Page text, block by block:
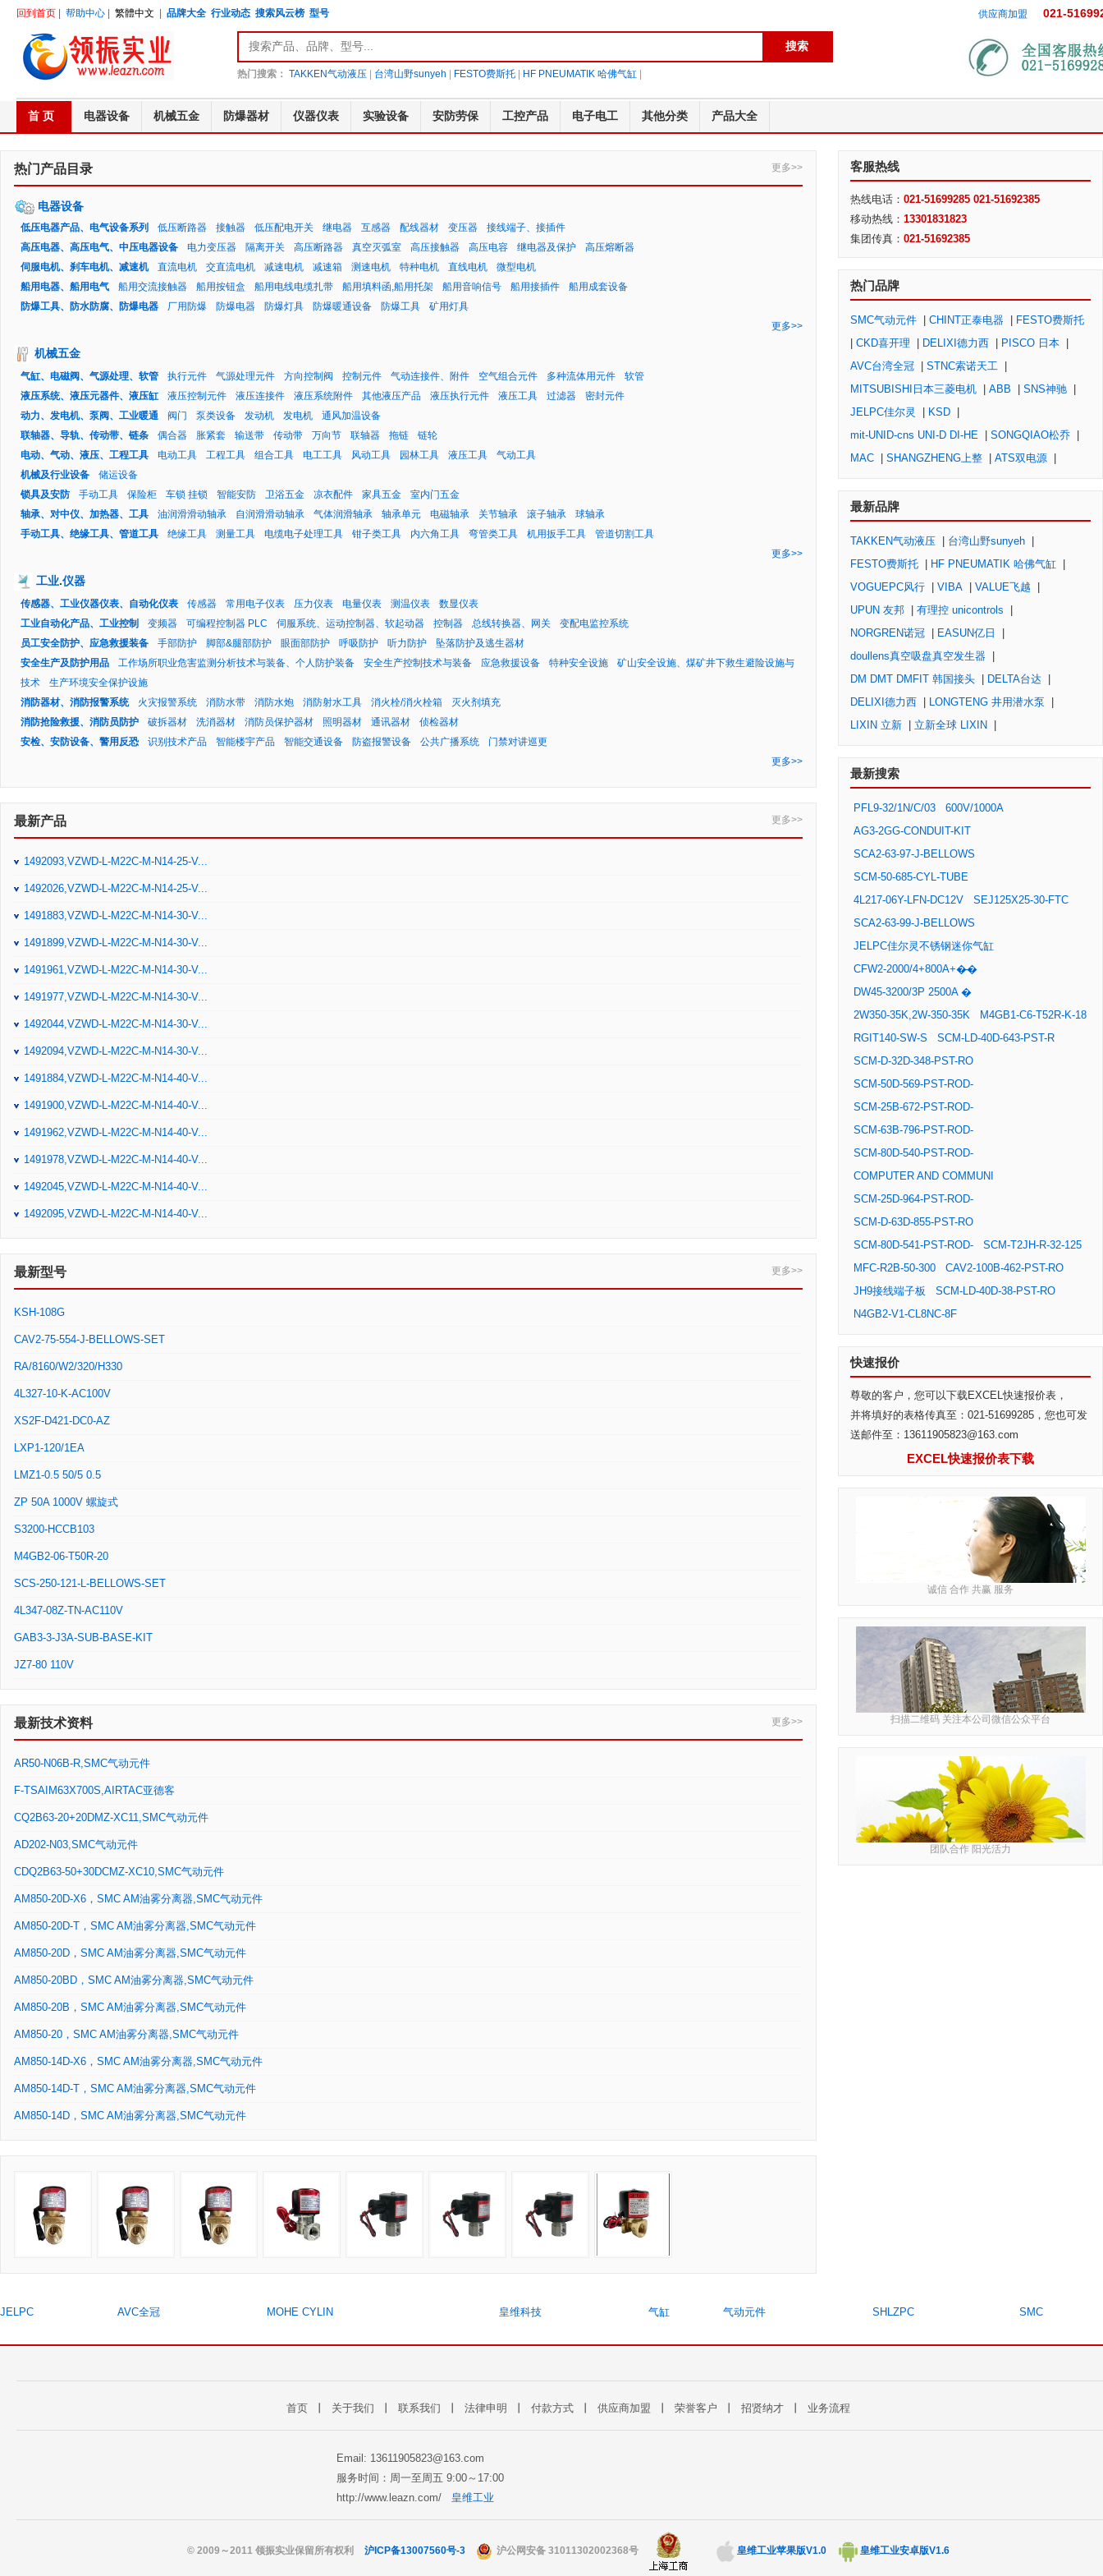
回到首页 帮助中心 繁體中文 品牌大全 行业动态 搜索风云榜 型号 供应商加盟 021-
热门搜索： TAKKEN气动液压| 台湾山野sunyeh FESTO费斯托| HF PNEUMATIK 哈佛气缸|
首 页 电器设备 机械五金 防爆器材 仪器仪表 实验设备 安防劳保 工控产品 电子电工 其他分类 产品大全
热门产品目录 更多>>
电器设备
低压电器产品、电气设备系列 低压断路器 接触器 低压配电开关 继电器 互感器 配线器材 变压器
接线端子、接插件
高压电器、高压电气、中压电器设备
电力变压器 隔离开关 高压断路器 真空灭弧室 高压接触器 高压电容 继电器及保护
高压熔断器
伺服电机、刹车电机、减速机
直流电机 交直流电机 减速电机 减速箱 测速电机 特种电机 直线电机
微型电机
船用电器、船用电气
船用交流接触器 船用按钮盒 船用电线电缆扎带 船用填料函,船用托架 船用音响信号 船用接插件
船用成套设备
防爆工具、防水防腐、防爆电器
厂用防爆 防爆电器 防爆灯具 防爆暖通设备 防爆工具
矿用灯具
更多>>
机械五金
气缸、电磁阀、气源处理、软管 执行元件 气源处理元件 方向控制阀 控制元件 气动连接件、附件 空气组合元件 多种流体用元件
软管
液压系统、液压元器件、液压缸
液压控制元件 液压连接件 液压系统附件 其他液压产品 液压执行元件 液压工具 过滤器
密封元件
动力、发电机、泵阀、工业暖通
阀门 泵类设备 发动机 发电机
通风加温设备
联轴器、导轨、传动带、链条
偶合器 胀紧套 输送带 传动带 万向节 联轴器 拖链
链轮
电动、气动、液压、工程工具
电动工具 工程工具 组合工具 电工工具 风动工具 园林工具 液压工具
气动工具
机械及行业设备
储运设备
锁具及安防
手动工具 保险柜 车锁 挂锁 智能安防 卫浴五金 凉衣配件 家具五金
室内门五金
轴承、对中仪、加热器、工具
油润滑滑动轴承 自润滑滑动轴承 气体润滑轴承 轴承单元 电磁轴承 关节轴承 滚子轴承
球轴承
手动工具、绝缘工具、管道工具
绝缘工具 测量工具 电缆电子处理工具 钳子类工具 内六角工具 弯管类工具 机用扳手工具
管道切割工具
更多>>
工业.仪器
传感器、工业仪器仪表、自动化仪表 传感器 常用电子仪表 压力仪表 电量仪表 测温仪表
数显仪表
工业自动化产品、工业控制
变频器 可编程控制器 PLC 伺服系统、运动控制器、软起动器 控制器 总线转换器、网关
变配电监控系统
员工安全防护、应急救援装备
手部防护 脚部&腿部防护 眼面部防护 呼吸防护 听力防护
坠落防护及逃生器材
安全生产及防护用品
工作场所职业危害监测分析技术与装备、个人防护装备 安全生产控制技术与装备 应急救援设备 特种安全设施
矿山安全设施、煤矿井下救生避险设施与
技术
生产环境安全保护设施
消防器材、消防报警系统
火灾报警系统 消防水带 消防水炮 消防射水工具 消火栓/消火栓箱
灭火剂填充
消防抢险救援、消防员防护
破拆器材 洗消器材 消防员保护器材 照明器材 通讯器材
侦检器材
安检、安防设备、警用反恐
识别技术产品 智能楼宇产品 智能交通设备 防盗报警设备 公共广播系统
门禁对讲巡更
更多>>
最新产品 更多>>
1492093,VZWD-L-M22C-M-N14-25-V...
1492026,VZWD-L-M22C-M-N14-25-V...
1491883,VZWD-L-M22C-M-N14-30-V...
1491899,VZWD-L-M22C-M-N14-30-V...
1491961,VZWD-L-M22C-M-N14-30-V...
1491977,VZWD-L-M22C-M-N14-30-V...
1492044,VZWD-L-M22C-M-N14-30-V...
1492094,VZWD-L-M22C-M-N14-30-V...
1491884,VZWD-L-M22C-M-N14-40-V...
1491900,VZWD-L-M22C-M-N14-40-V...
1491962,VZWD-L-M22C-M-N14-40-V...
1491978,VZWD-L-M22C-M-N14-40-V...
1492045,VZWD-L-M22C-M-N14-40-V...
1492095,VZWD-L-M22C-M-N14-40-V...
最新型号 更多>>
KSH-108G
CAV2-75-554-J-BELLOWS-SET
RA/8160/W2/320/H330
4L327-10-K-AC100V
XS2F-D421-DC0-AZ
LXP1-120/1EA
LMZ1-0.5 50/5 0.5
ZP 50A 1000V 螺旋式
S3200-HCCB103
M4GB2-06-T50R-20
SCS-250-121-L-BELLOWS-SET
4L347-08Z-TN-AC110V
GAB3-3-J3A-SUB-BASE-KIT
JZ7-80 110V
最新技术资料 更多>>
AR50-N06B-R,SMC气动元件
F-TSAIM63X700S,AIRTAC亚德客
CQ2B63-20+20DMZ-XC11,SMC气动元件
AD202-N03,SMC气动元件
CDQ2B63-50+30DCMZ-XC10,SMC气动元件
AM850-20D-X6，SMC AM油雾分离器,SMC气动元件
AM850-20D-T，SMC AM油雾分离器,SMC气动元件
AM850-20D，SMC AM油雾分离器,SMC气动元件
AM850-20BD，SMC AM油雾分离器,SMC气动元件
AM850-20B，SMC AM油雾分离器,SMC气动元件
AM850-20，SMC AM油雾分离器,SMC气动元件
AM850-14D-X6，SMC AM油雾分离器,SMC气动元件
AM850-14D-T，SMC AM油雾分离器,SMC气动元件
AM850-14D，SMC AM油雾分离器,SMC气动元件
客服热线
热线电话：021-51699285 021-51692385
移动热线：13301831823
集团传真：021-51692385
热门品牌
SMC气动元件 |CHINT正泰电器
FESTO费斯托
|CKD喜开理 DELIXI德力西 PISCO 日本
AVC台湾全冠
|STNC索诺天工
MITSUBISHI日本三菱电机
|ABB |SNS神驰
JELPC佳尔灵
KSD
mit-UNID-cns UNI-D DI-HE
|SONGQIAO松乔
MAC
|SHANGZHENG上整 |ATS双电源
最新品牌
TAKKEN气动液压 台湾山野sunyeh
FESTO费斯托
HF PNEUMATIK 哈佛气缸
VOGUEPC风行
|VIBA |VALUE飞越
UPUN 友邦
|有理控 unicontrols
NORGREN诺冠
EASUN亿日
doullens真空吸盘真空发生器
DM DMT DMFIT 韩国接头
DELTA台达
DELIXI德力西
LONGTENG 井用潜水泵
LIXIN 立新
立新全球 LIXIN
最新搜索
PFL9-32/1N/C/03
600V/1000A
AG3-2GG-CONDUIT-KIT
SCA2-63-97-J-BELLOWS
SCM-50-685-CYL-TUBE
4L217-06Y-LFN-DC12V
SEJ125X25-30-FTC
SCA2-63-99-J-BELLOWS
JELPC佳尔灵不锈钢迷你气缸
CFW2-2000/4+800A+�̶�
DW45-3200/3P 2500A �
2W350-35K,2W-350-35K
M4GB1-C6-T52R-K-18
RGIT140-SW-S
SCM-LD-40D-643-PST-R
SCM-D-32D-348-PST-RO
SCM-50D-569-PST-ROD-
SCM-25B-672-PST-ROD-
SCM-63B-796-PST-ROD-
SCM-80D-540-PST-ROD-
COMPUTER AND COMMUNI
SCM-25D-964-PST-ROD-
SCM-D-63D-855-PST-RO
SCM-80D-541-PST-ROD-
SCM-T2JH-R-32-125
MFC-R2B-50-300
CAV2-100B-462-PST-RO
JH9接线端子板
SCM-LD-40D-38-PST-RO
N4GB2-V1-CL8NC-8F
快速报价
尊敬的客户，您可以下载EXCEL快速报价表，
并将填好的表格传真至：021-51699285，您也可发
送邮件至：13611905823@163.com
EXCEL快速报价表下载
诚信 合作 共赢 服务
扫描二维码 关注本公司微信公众平台
团队合作 阳光活力
JELPC AVC全冠 MOHE CYLIN 皇维科技 气缸 气动元件 SHLZPC SMC
首页 关于我们 联系我们 法律申明 付款方式 供应商加盟 荣誉客户 招贤纳才 业务流程
Email: 13611905823@163.com
服务时间：周一至周五 9:00～17:00
http://www.leazn.com/ 皇维工业
© 2009～2011 领振实业保留所有权利 沪ICP备13007560号-3 沪公网安备 31011302002368号 皇维工业苹果版V1.0 皇维工业安卓版V1.6